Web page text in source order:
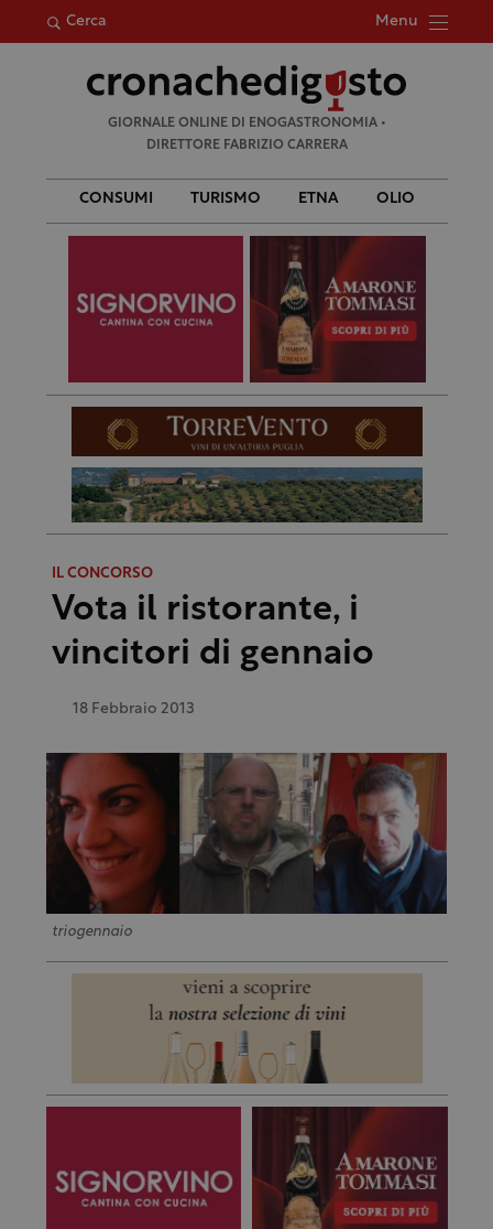
Cerca Menu
per:
GIORNALE ONLINE DI ENOGASTRONOMIA •
DIRETTORE FABRIZIO CARRERA
CONSUMI TURISMO ETNA OLIO
IL CONCORSO
Vota il ristorante, i
vincitori di gennaio
18 Febbraio 2013
triogennaio